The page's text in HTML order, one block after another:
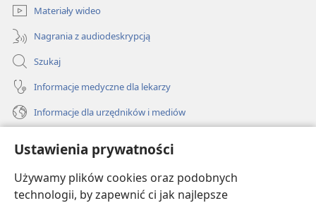
Ustawienia prywatności
Używamy plików cookies oraz podobnych
technologii, by zapewnić ci jak najlepsze
Materiały wideo
Nagrania z audiodeskrypcją
Szukaj
Informacje medyczne dla lekarzy
Informacje dla urzędników i mediów
Darowizny
(opens
new